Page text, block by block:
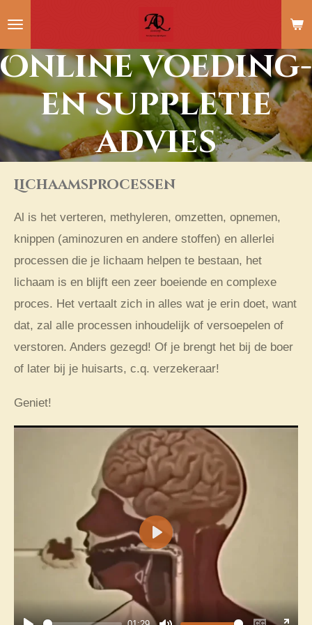
Ga
naar
de
hoofdinhoud
Online voeding-
en suppletie
advies
Lichaamsprocessen
Al is het verteren, methyleren, omzetten, opnemen,
knippen (aminozuren en andere stoffen) en allerlei
processen die je lichaam helpen te bestaan, het
lichaam is en blijft een zeer boeiende en complexe
proces. Het vertaalt zich in alles wat je erin doet, want
dat, zal alle processen inhoudelijk of versoepelen of
verstoren. Anders gezegd! Of je brengt het bij de boer
of later bij je huisarts, c.q. verzekeraar!
Geniet!
P